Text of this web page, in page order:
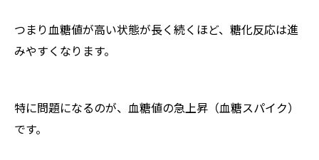
つまり血糖値が高い状態が長く続くほど、糖化反応は進
みやすくなります。
特に問題になるのが、血糖値の急上昇（血糖スパイク）
です。